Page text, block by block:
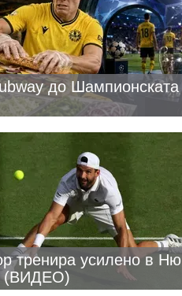
до Шампионската
тренира усилено в Ню
(ВИДЕО)